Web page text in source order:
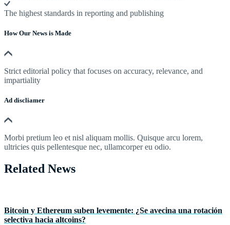
The highest standards in reporting and publishing
How Our News is Made
Strict editorial policy that focuses on accuracy, relevance, and
impartiality
Ad discliamer
Morbi pretium leo et nisl aliquam mollis. Quisque arcu lorem,
ultricies quis pellentesque nec, ullamcorper eu odio.
Related News
Bitcoin y Ethereum suben levemente: ¿Se avecina una rotación
selectiva hacia altcoins?